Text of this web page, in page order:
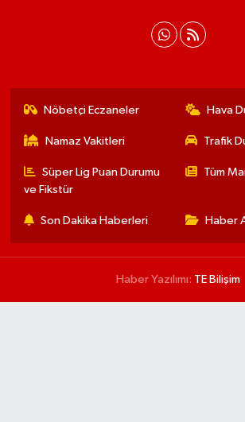
Nöbetçi Eczaneler Hava
Namaz Vakitleri Trafik
Süper Lig Puan Durumu
ve Fikstür
Tüm
Son Dakika Haberleri Haber
Haber Yazılımı: TE Bilişim